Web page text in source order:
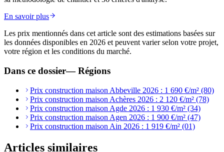
En savoir plus
Les prix mentionnés dans cet article sont des estimations basées sur
les données disponibles en 2026 et peuvent varier selon votre projet,
votre région et les conditions du marché.
Dans ce dossier—Régions
Prix construction maison Abbeville 2026 : 1 690 €/m² (80)
Prix construction maison Achères 2026 : 2 120 €/m² (78)
Prix construction maison Agde 2026 : 1 930 €/m² (34)
Prix construction maison Agen 2026 : 1 900 €/m² (47)
Prix construction maison Ain 2026 : 1 919 €/m² (01)
Articles similaires